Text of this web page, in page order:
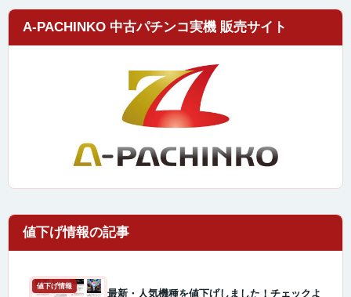
A-PACHINKO 中古パチンコ実機 販売サイト
値下げ情報
最新・人気機種を値下げしました！チェックよ